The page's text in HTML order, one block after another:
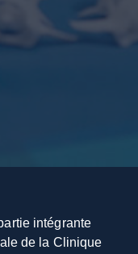
intégrante
de la Clinique